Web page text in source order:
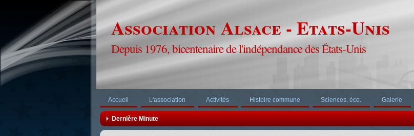
Association Alsace - Etats-Unis
Depuis 1976, bicentenaire de l'indépendance des États-Unis
Accueil L'association Activités Histoire commune Sciences, éco. Galerie
Dernière Minute